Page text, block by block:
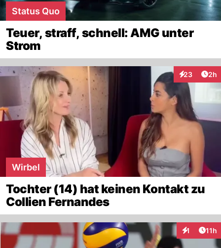
Status Quo
Teuer, straff, schnell: AMG unter
Strom
23
Interaktionen
2h
Wirbel
Tochter (14) hat keinen Kontakt zu
Collien Fernandes
1 11h